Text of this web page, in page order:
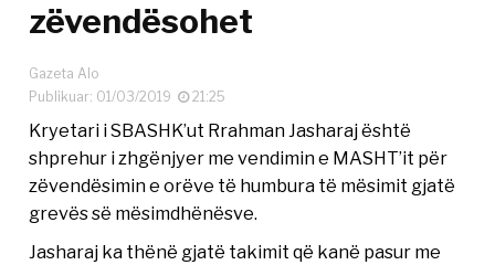
zëvendësohet
Gazeta Alo
Publikuar: 01/03/2019
21:25
Kryetari i SBASHK’ut Rrahman Jasharaj është
shprehur i zhgënjyer me vendimin e MASHT’it për
zëvendësimin e orëve të humbura të mësimit gjatë
grevës së mësimdhënësve.
Jasharaj ka thënë gjatë takimit që kanë pasur me